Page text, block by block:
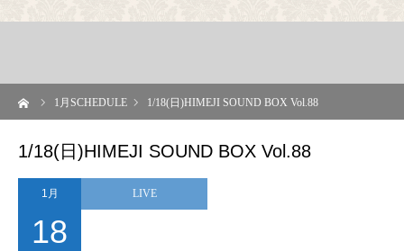
1 月SCHEDULE 1/18(日)HIMEJI SOUND BOX Vol.88
1/18(日)HIMEJI SOUND BOX Vol.88
1月
18
LIVE